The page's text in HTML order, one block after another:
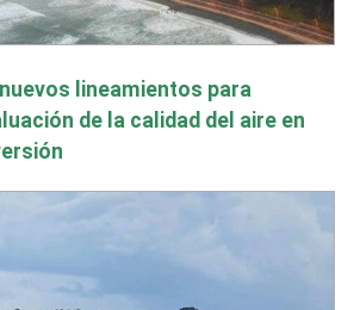
lineamientos para
de la calidad del aire en